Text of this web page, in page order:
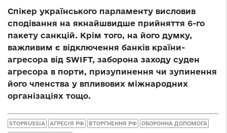
Спікер українського парламенту висловив
сподівання на якнайшвидше прийняття 6-го
пакету санкцій. Крім того, на його думку,
важливим є відключення банків країни-
агресора від SWIFT, заборона заходу суден
агресора в порти, призупинення чи зупинення
його членства у впливових міжнародних
організаціях тощо.
STOPRUSSIA АГРЕСІЯ РФ ВТОРГНЕННЯ РФ ОБОРОННА ДОПОМОГА